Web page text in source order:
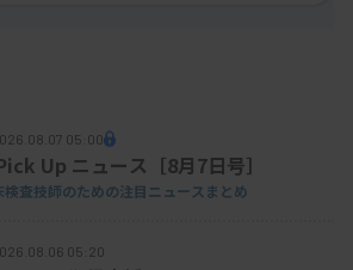
模施設でも手が届きやすくなり
05:00
Up ニュース［8月7日号］
検査技師のための注目ニュースまとめ
05:20